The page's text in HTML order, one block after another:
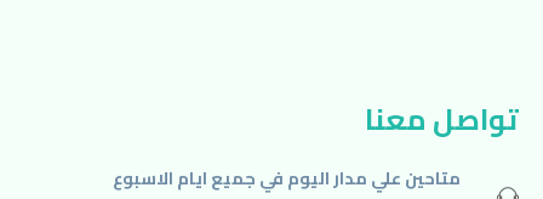
تواصل معنا
متاحين علي مدار اليوم في جميع ايام الاسبوع